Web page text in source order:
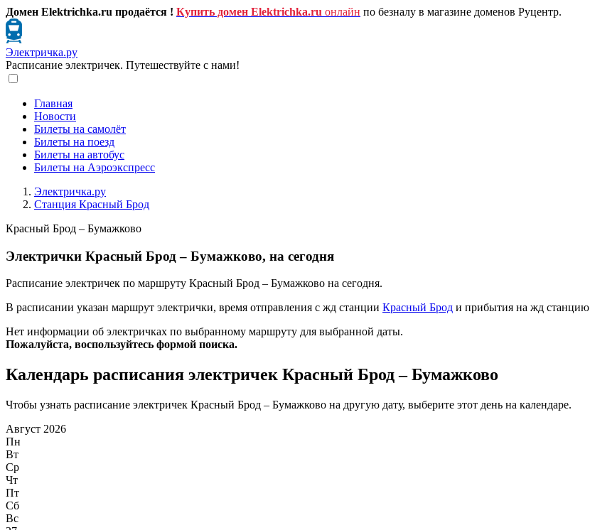
Домен Elektrichka.ru продаётся ! Купить домен Elektrichka.ru онлайн по безналу в магазине доменов Руцентр.
Электричка.ру
Расписание электричек. Путешествуйте с нами!
Главная
Новости
Билеты на самолёт
Билеты на поезд
Билеты на автобус
Билеты на Аэроэкспресс
Электричка.ру
Станция Красный Брод
Красный Брод – Бумажково
Электрички Красный Брод – Бумажково, на сегодня
Расписание электричек по маршруту Красный Брод – Бумажково на сегодня.
В расписании указан маршрут электрички, время отправления с жд станции Красный Брод и прибытия на жд станцию
Нет информации об электричках по выбранному маршруту для выбранной даты.
Пожалуйста, воспользуйтесь формой поиска.
Календарь расписания электричек Красный Брод – Бумажково
Чтобы узнать расписание электричек Красный Брод – Бумажково на другую дату, выберите этот день на календаре.
Август 2026
Пн
Вт
Ср
Чт
Пт
Сб
Вс